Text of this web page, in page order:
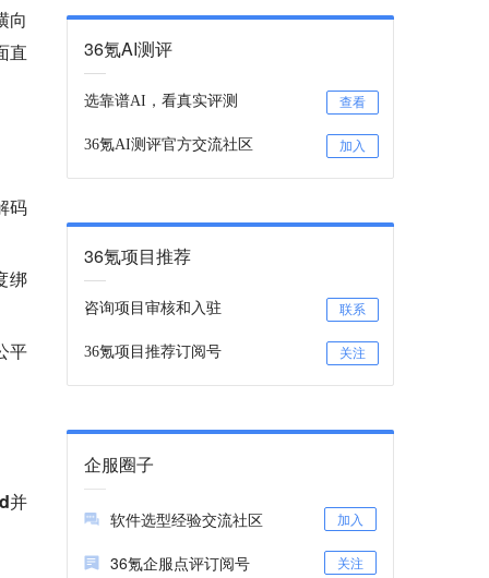
向
直
码
绑
平
并
36氪AI测评
选靠谱AI，看真实评测 查看
36氪AI测评官方交流社区 加入
36氪项目推荐
咨询项目审核和入驻 联系
36氪项目推荐订阅号 关注
企服圈子
软件选型经验交流社区 加入
36氪企服点评订阅号 关注